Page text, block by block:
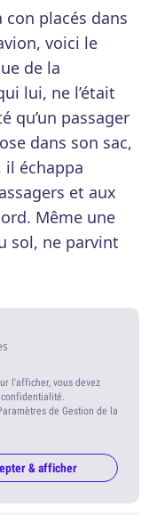
placés dans
voici le
de la
lui, ne l’était
qu’un passager
dans son sac,
il échappa
et aux
Même une
sol, ne parvint
l'afficher, vous devez
de Gestion de la
& afficher